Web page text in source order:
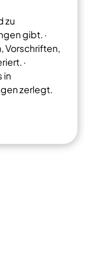
zu
gibt. ·
Vorschriften,
·
in
zerlegt.